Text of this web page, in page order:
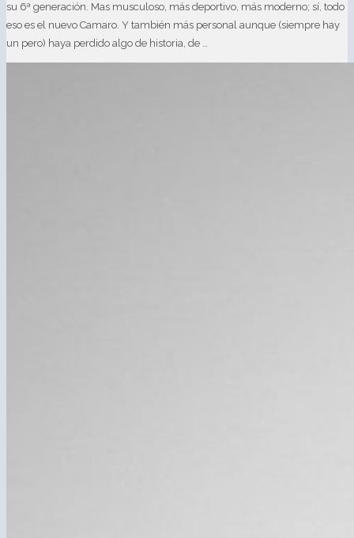
su 6ª generación. Mas musculoso, más deportivo, más moderno; sí, todo
eso es el nuevo Camaro. Y también más personal aunque (siempre hay
un pero) haya perdido algo de historia, de …